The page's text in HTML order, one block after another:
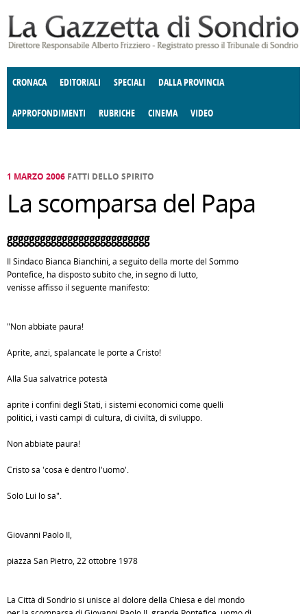
CRONACA EDITORIALI SPECIALI DALLA PROVINCIA
APPROFONDIMENTI
E SPETTACOLI POLITICA
RUBRICHE
DELLE IDEE FATTI DELLO SPIRITO CCCVA
CINEMA VIDEO
1 MARZO 2006 FATTI DELLO SPIRITO
La scomparsa del Papa
gggggggggggggggggggggggggg
Il Sindaco Bianca Bianchini, a seguito della morte del Sommo
Pontefice, ha disposto subito che, in segno di lutto,
venisse affisso il seguente manifesto:
"Non abbiate paura!
Aprite, anzi, spalancate le porte a Cristo!
Alla Sua salvatrice potestà
aprite i confini degli Stati, i sistemi economici come quelli
politici, i vasti campi di cultura, di civiltà, di sviluppo.
Non abbiate paura!
Cristo sa 'cosa è dentro l'uomo'.
Solo Lui lo sa".
Giovanni Paolo II,
piazza San Pietro, 22 ottobre 1978
La Città di Sondrio si unisce al dolore della Chiesa e del mondo